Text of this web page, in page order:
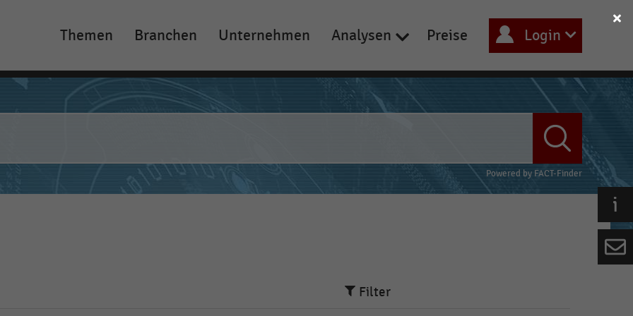
Main
navigation
Themen Branchen Unternehmen Analysen Preise Login
Powered by FACT-Finder
Filter